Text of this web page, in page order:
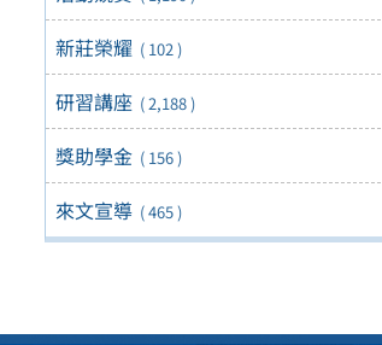
新莊榮耀 ( 102 )
研習講座 ( 2,188 )
獎助學金 ( 156 )
來文宣導 ( 465 )